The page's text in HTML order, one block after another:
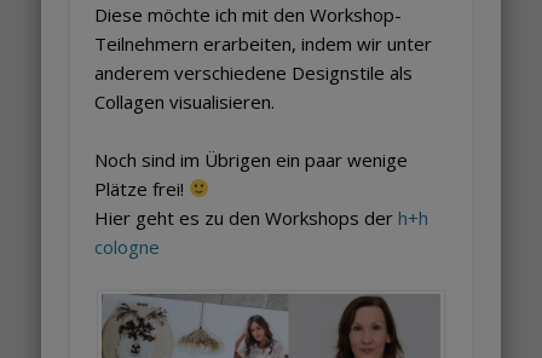
Diese möchte ich mit den Workshop-
Teilnehmern erarbeiten, indem wir unter
anderem verschiedene Designstile als
Collagen visualisieren.
Noch sind im Übrigen ein paar wenige
Plätze frei!
Hier geht es zu den Workshops der h+h
cologne